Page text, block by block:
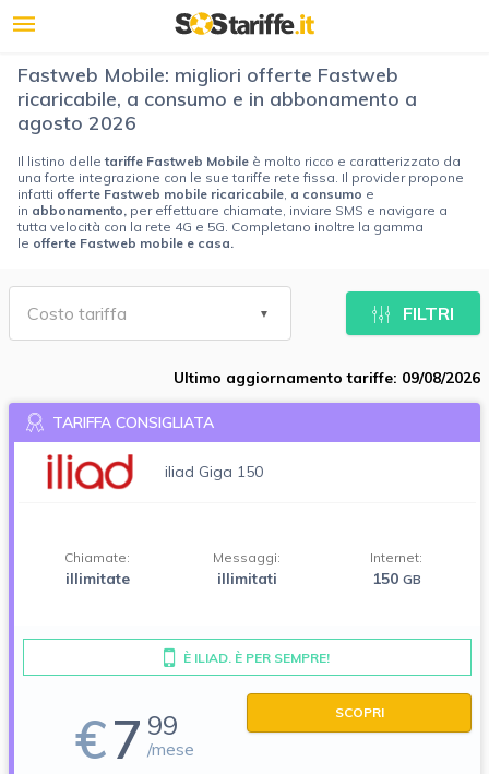
Fastweb Mobile: migliori offerte Fastweb
ricaricabile, a consumo e in abbonamento a
agosto 2026
Il listino delletariffe Fastweb Mobile è molto ricco e caratterizzato da
una forte integrazione con le sue tariffe rete fissa. Il provider propone
infatti offerte Fastweb mobile ricaricabile, a consumo e
in abbonamento, per effettuare chiamate, inviare SMS e navigare a
tutta velocità con la rete 4G e 5G. Completano inoltre la gamma
le offerte Fastweb mobile e casa.
FILTRI
Ultimo aggiornamento tariffe: 09/08/2026
TARIFFA CONSIGLIATA
iliad Giga 150
Chiamate:
illimitate
Messaggi:
illimitati
Internet:
150 GB
È ILIAD. È PER SEMPRE!
€7 99
/mese
SCOPRI